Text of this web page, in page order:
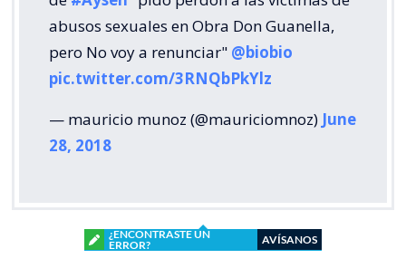
abusos sexuales en Obra Don Guanella,
pero No voy a renunciar" @biobio
pic.twitter.com/3RNQbPkYlz
— mauricio munoz (@mauriciomnoz) June
28, 2018
¿ENCONTRASTE UN
ERROR?
AVÍSANOS